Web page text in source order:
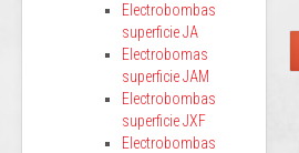
Electrobombas
superficie JA
Electrobomas
superficie JAM
Electrobombas
superficie JXF
Electrobombas